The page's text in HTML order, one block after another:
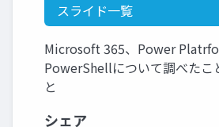
スライド一覧
Microsoft 365、Power
PowerShellについて調べたこ
と
シェア